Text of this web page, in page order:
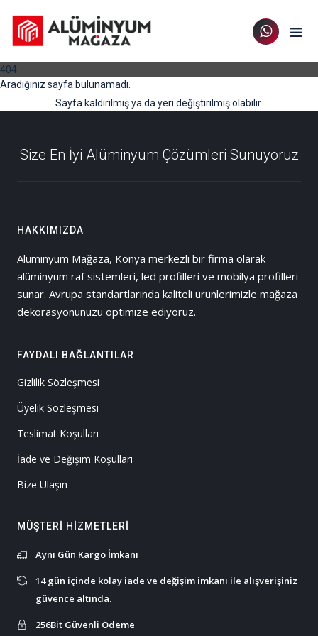
404
Aradığınız sayfa bulunamadı.
Sayfa kaldırılmış ya da yeri değiştirilmiş olabilir.
Size En İyi Alüminyum Çözümleri Sunuyoruz
HAKKIMIZDA
Alüminyum Mağaza, Konya merkezli bir firma olarak
alüminyum raf sistemleri, led profilleri ve mobilya profilleri
sunar. Avrupa standartlarında kaliteli ürünlerimizle mağaza
dekorasyonunuzu optimize ediyoruz.
FAYDALI BAĞLANTILAR
Gizlilik Sözleşmesi
Üyelik Sözleşmesi
Teslimat Koşulları
İade ve Değişim Koşulları
Bize Ulaşın
MÜŞTERI HIZMETLERI
Aynı Gün Kargo İmkanı
14 gün içinde kolay iade ve değişim imkanı ile alışverişiniz
güvence altında.
256Bit Güvenli Ödeme